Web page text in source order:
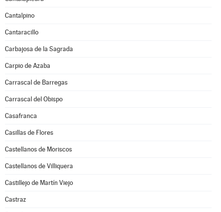
Cantalpino
Cantaracillo
Carbajosa de la Sagrada
Carpio de Azaba
Carrascal de Barregas
Carrascal del Obispo
Casafranca
Casillas de Flores
Castellanos de Moriscos
Castellanos de Villiquera
Castillejo de Martín Viejo
Castraz